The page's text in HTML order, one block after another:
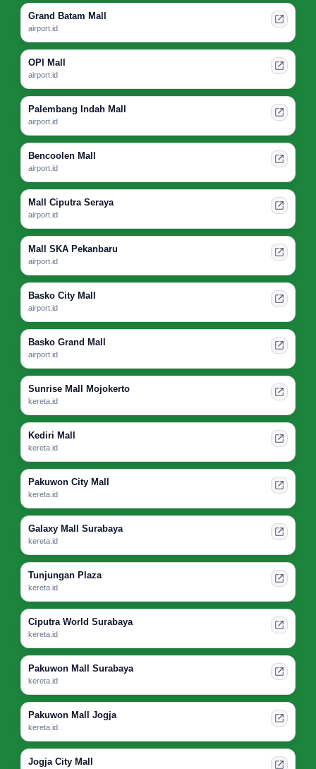
Grand Batam Mall
airport.id
OPI Mall
airport.id
Palembang Indah Mall
airport.id
Bencoolen Mall
airport.id
Mall Ciputra Seraya
airport.id
Mall SKA Pekanbaru
airport.id
Basko City Mall
airport.id
Basko Grand Mall
airport.id
Sunrise Mall Mojokerto
kereta.id
Kediri Mall
kereta.id
Pakuwon City Mall
kereta.id
Galaxy Mall Surabaya
kereta.id
Tunjungan Plaza
kereta.id
Ciputra World Surabaya
kereta.id
Pakuwon Mall Surabaya
kereta.id
Pakuwon Mall Jogja
kereta.id
Jogja City Mall